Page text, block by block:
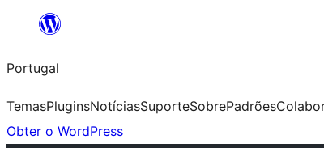
Saltar
o
conteúdo
Portugal
TemasPluginsNotíciasSuporteSobrePadrões
Obter o WordPress